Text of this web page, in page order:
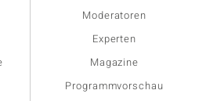
Moderatoren
Experten
Magazine
Programmvorschau